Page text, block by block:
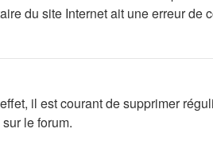
du site Internet ait une erreur de
il est courant de supprimer
le forum.